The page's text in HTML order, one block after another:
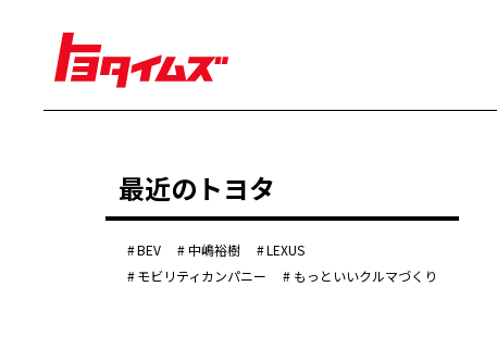
豊田章男 佐藤恒治 決算 株主総会
労使協議会
最近のトヨタ
BEV 中嶋裕樹
LEXUS
モビリティカンパニー
もっといいクルマづくり